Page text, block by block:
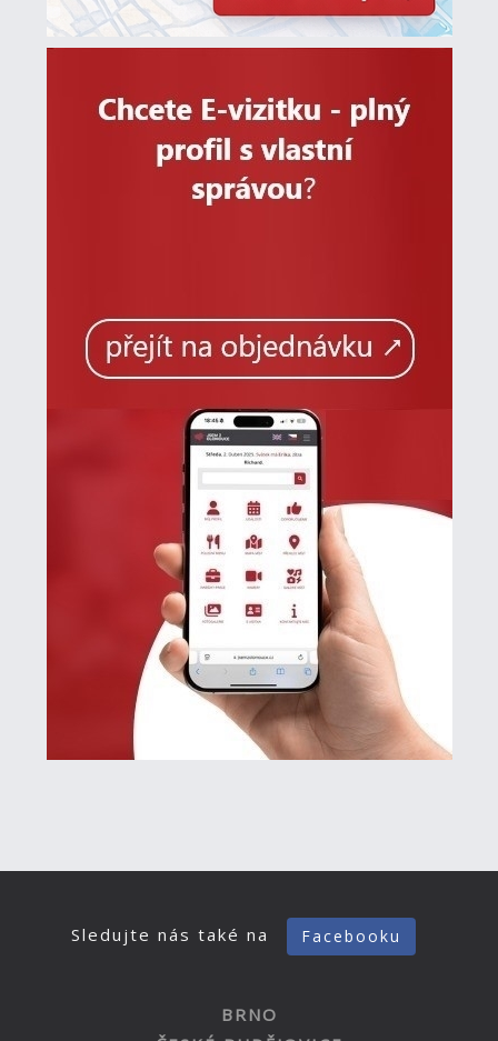
Sledujte nás také na Facebooku
BRNO